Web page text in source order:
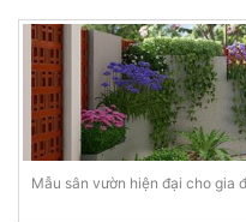
Mẫu sân vườn hiện đại cho gia